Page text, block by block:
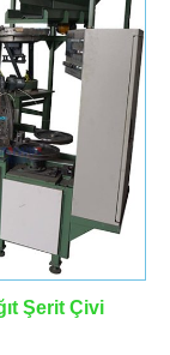
Şerit Çivi